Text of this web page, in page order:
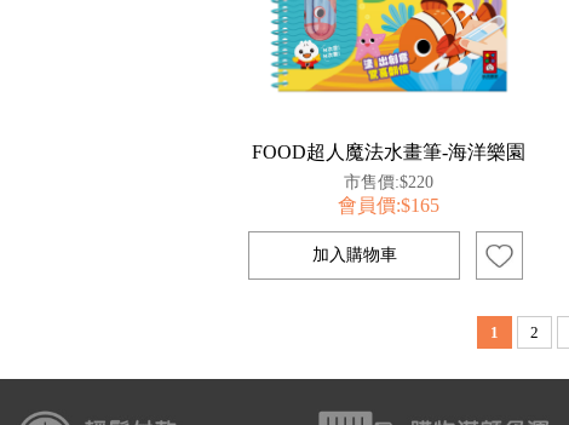
FOOD超人魔法水畫筆-海洋樂園
市售價:$220
會員價:$165
1 2